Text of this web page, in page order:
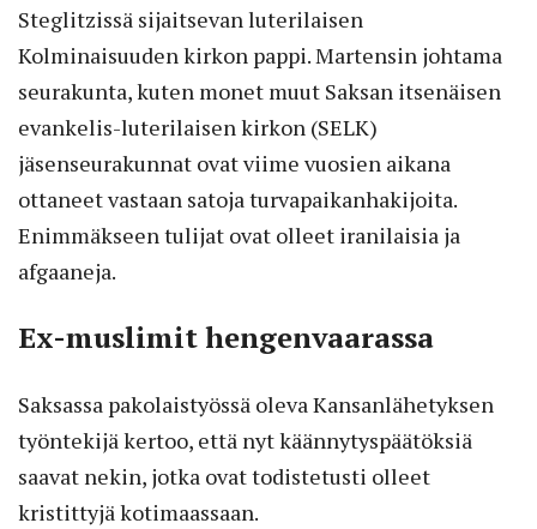
Steglitzissä sijaitsevan luterilaisen
Kolminaisuuden kirkon pappi. Martensin johtama
seurakunta, kuten monet muut Saksan itsenäisen
evankelis-luterilaisen kirkon (SELK)
jäsenseurakunnat ovat viime vuosien aikana
ottaneet vastaan satoja turvapaikanhakijoita.
Enimmäkseen tulijat ovat olleet iranilaisia ja
afgaaneja.
Ex-muslimit hengenvaarassa
Saksassa pakolaistyössä oleva Kansanlähetyksen
työntekijä kertoo, että nyt käännytyspäätöksiä
saavat nekin, jotka ovat todistetusti olleet
kristittyjä kotimaassaan.